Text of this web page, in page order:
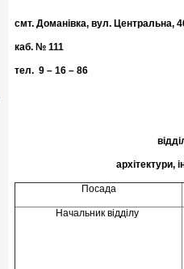
смт. Доманівка, вул. Центральна,
каб. № 111
тел. 9 – 16 – 86
відділу житлово-
архітектури,
Посада
Начальник відділу